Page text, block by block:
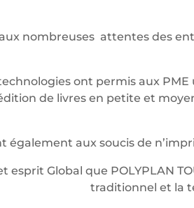
nombreuses attentes des
ont permis aux
de livres en petite et
également aux soucis de
esprit Global que POLYPLAN
traditionnel et la